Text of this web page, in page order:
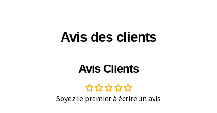
Avis des clients
Avis Clients
Soyez le premier à écrire un avis